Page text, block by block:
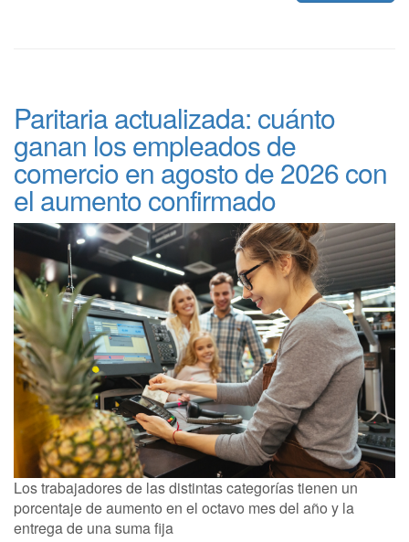
Paritaria actualizada: cuánto
ganan los empleados de
comercio en agosto de 2026 con
el aumento confirmado
Los trabajadores de las distintas categorías tienen un
porcentaje de aumento en el octavo mes del año y la
entrega de una suma fija